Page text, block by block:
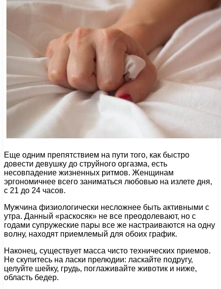
Еще одним препятствием на пути того, как быстро
довести девушку до струйного оргазма, есть
несовпадение жизненных ритмов. Женщинам
эргономичнее всего заниматься любовью на излете дня,
с 21 до 24 часов.
Мужчина физиологически несложнее быть активными с
утра. Данный «раскосяк» не все преодолевают, но с
годами супружеские пары все же настраиваются на одну
волну, находят приемлемый для обоих график.
Наконец, существует масса чисто технических приемов.
Не скупитесь на ласки прелюдии: ласкайте подругу,
целуйте шейку, грудь, поглаживайте животик и ниже,
область бедер.